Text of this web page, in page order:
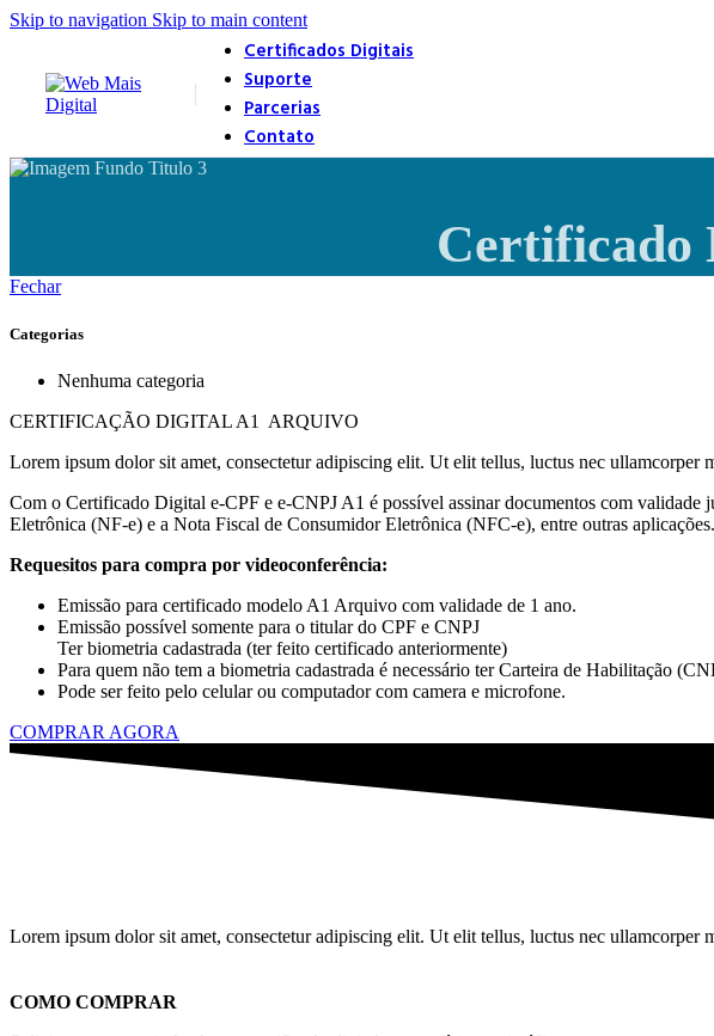
Skip to navigation Skip to main content
Certificados Digitais
Suporte
Parcerias
Contato
Certificado
Fechar
Categorias
Nenhuma categoria
CERTIFICAÇÃO DIGITAL A1 ARQUIVO
Lorem ipsum dolor sit amet, consectetur adipiscing elit. Ut elit tellus, luctus nec ullamcorper
Com o Certificado Digital e-CPF e e-CNPJ A1 é possível assinar documentos com
Eletrônica (NF-e) e a Nota Fiscal de Consumidor Eletrônica (NFC-e), entre outras aplicações.
Requesitos para compra por videoconferência:
Emissão para certificado modelo A1 Arquivo com validade de 1 ano.
Emissão possível somente para o titular do CPF e CNPJ
Ter biometria cadastrada (ter feito certificado anteriormente)
Para quem não tem a biometria cadastrada é necessário ter Carteira de Habilitação
Pode ser feito pelo celular ou computador com camera e microfone.
COMPRAR AGORA
Lorem ipsum dolor sit amet, consectetur adipiscing elit. Ut elit tellus, luctus nec ullamcorper
COMO COMPRAR